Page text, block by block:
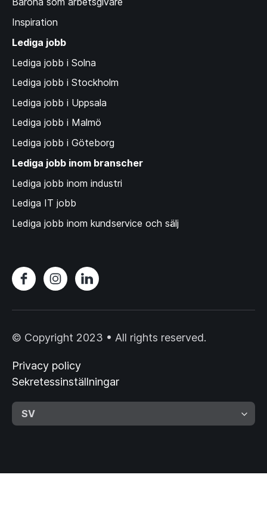
Inspiration
Lediga jobb
Lediga jobb i Solna
Lediga jobb i Stockholm
Lediga jobb i Uppsala
Lediga jobb i Malmö
Lediga jobb i Göteborg
Lediga jobb inom branscher
Lediga jobb inom industri
Lediga IT jobb
Lediga jobb inom kundservice och sälj
© Copyright 2023 • All rights reserved.
Privacy policy
Sekretessinställningar
SV